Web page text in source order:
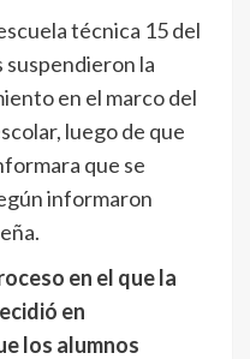
técnica 15 del
la
en el marco del
luego de que
que se
informaron
en el que la
en
los alumnos